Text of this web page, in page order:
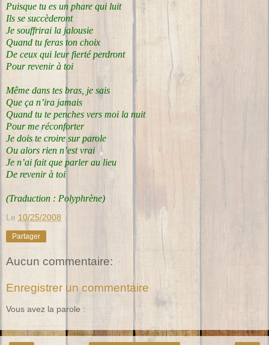
Puisque tu es un phare qui luit
Ils se succèderont
Je souffrirai la jalousie
Quand tu feras ton choix
De ceux qui leur fierté perdront
Pour revenir à toi
Même dans tes bras, je sais
Que ça n’ira jamais
Quand tu te penches vers moi la nuit
Pour me réconforter
Je dois te croire sur parole
Ou alors rien n’est vrai
Je n’ai fait que parler au lieu
De revenir à toi
(Traduction : Polyphrène)
Le 10/25/2008
Partager
Aucun commentaire:
Enregistrer un commentaire
Vous avez la parole :